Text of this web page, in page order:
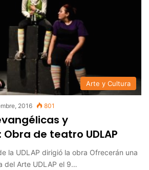
Arte y Cultura
2016 801
y
de teatro UDLAP
la UDLAP dirigió la obra Ofrecerán una
del Arte UDLAP el 9…